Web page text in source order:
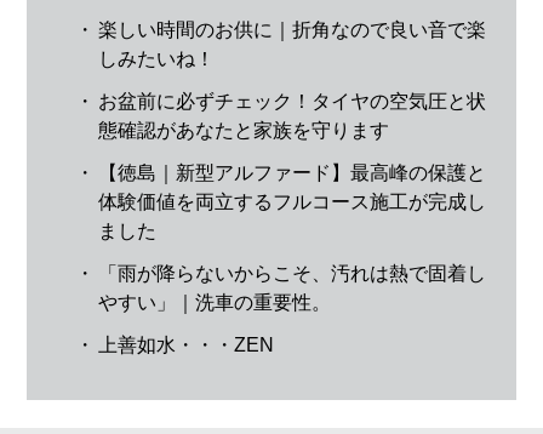
・ 楽しい時間のお供に｜折角なので良い音で楽
しみたいね！
・ お盆前に必ずチェック！タイヤの空気圧と状
態確認があなたと家族を守ります
・
【徳島｜新型アルファード】最高峰の保護と
体験価値を両立するフルコース施工が完成し
ました
・
「雨が降らないからこそ、汚れは熱で固着し
やすい」｜洗車の重要性。
・ 上善如水・・・ZEN